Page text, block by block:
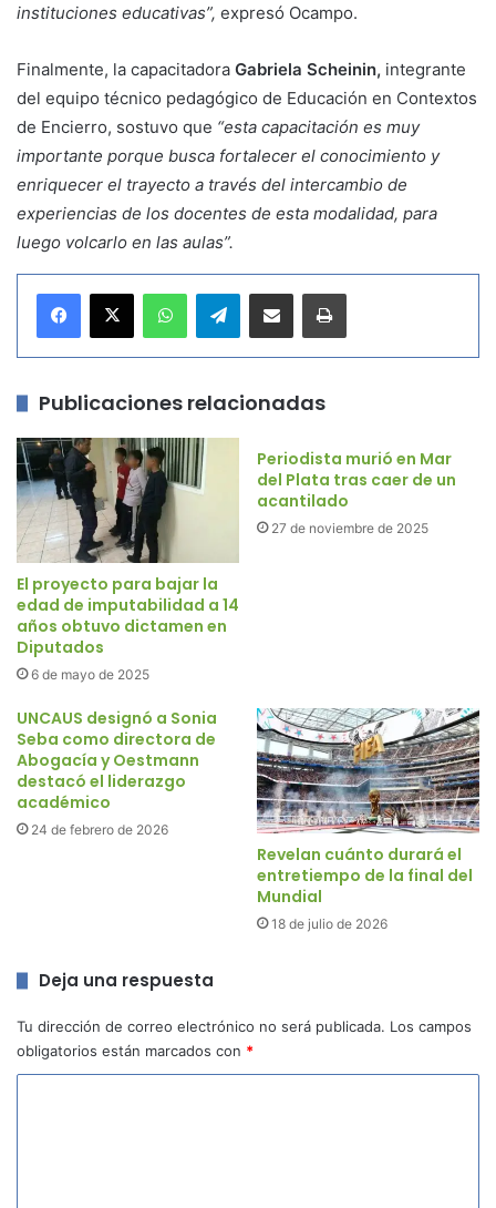
instituciones educativas”, expresó Ocampo.
Finalmente, la capacitadora Gabriela Scheinin, integrante
del equipo técnico pedagógico de Educación en Contextos
de Encierro, sostuvo que “esta capacitación es muy
importante porque busca fortalecer el conocimiento y
enriquecer el trayecto a través del intercambio de
experiencias de los docentes de esta modalidad, para
luego volcarlo en las aulas”.
Telegram
Publicaciones relacionadas
El proyecto para bajar la
edad de imputabilidad a 14
años obtuvo dictamen en
Diputados
6 de mayo de 2025
Periodista murió en Mar
del Plata tras caer de un
acantilado
27 de noviembre de 2025
UNCAUS designó a Sonia
Seba como directora de
Abogacía y Oestmann
destacó el liderazgo
académico
24 de febrero de 2026
Revelan cuánto durará el
entretiempo de la final del
Mundial
18 de julio de 2026
Deja una respuesta
Tu dirección de correo electrónico no será publicada. Los campos
obligatorios están marcados con *